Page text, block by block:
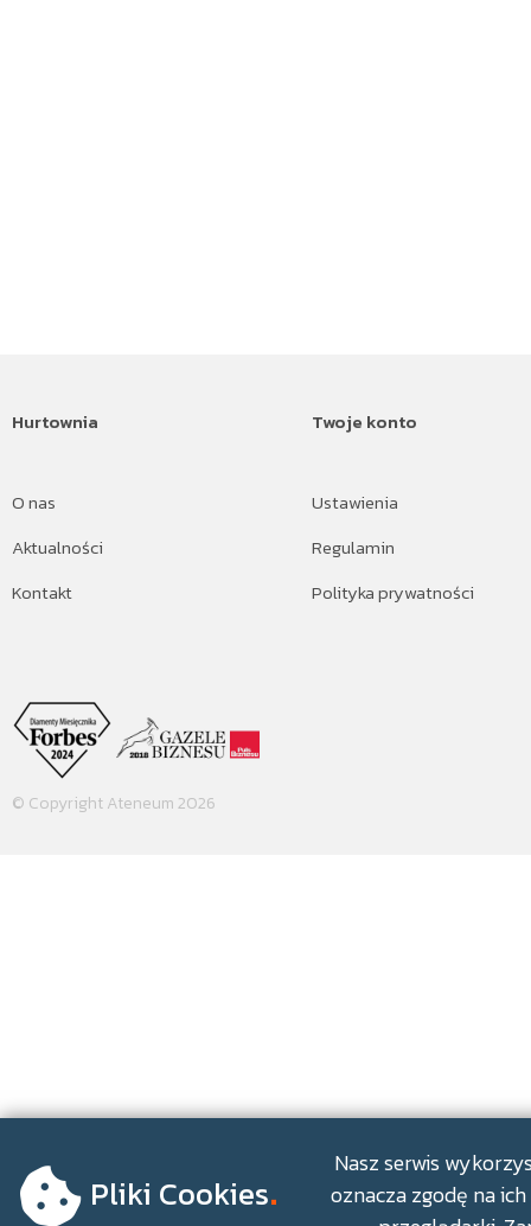
Hurtownia
O nas
Aktualności
Kontakt
Twoje konto
Ustawienia
Regulamin
Polityka prywatności
© Copyright Ateneum 2026
Pliki Cookies.
Nasz serwis
oznacza zgodę na